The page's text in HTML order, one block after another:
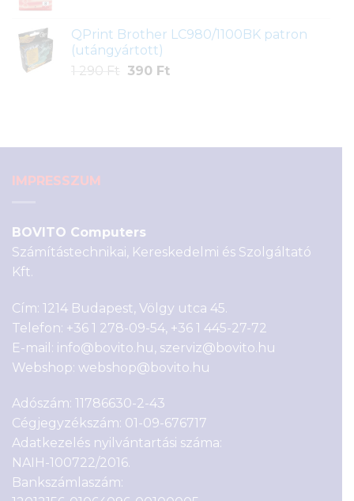
4
690 Ft.
990 Ft.
QPrint Brother LC980/1100BK patron
(utángyártott)
1 290 Ft
Original
390 FtCurrent
IMPRESSZUM
BOVITO Computers
Számítástechnikai, Kereskedelmi és Szolgáltató
Kft.
Cím: 1214 Budapest, Völgy utca 45.
Telefon: +36 1 278-09-54, +36 1 445-27-72
E-mail: info@bovito.hu, szerviz@bovito.hu
Webshop: webshop@bovito.hu
Adószám: 11786630-2-43
Cégjegyzékszám: 01-09-676717
Adatkezelés nyilvántartási száma:
NAIH-100722/2016.
Bankszámlaszám: